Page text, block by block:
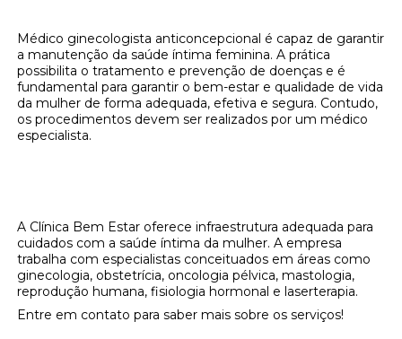
Médico ginecologista anticoncepcional é capaz de garantir
a manutenção da saúde íntima feminina. A prática
possibilita o tratamento e prevenção de doenças e é
fundamental para garantir o bem-estar e qualidade de vida
da mulher de forma adequada, efetiva e segura. Contudo,
os procedimentos devem ser realizados por um médico
especialista.
A Clínica Bem Estar oferece infraestrutura adequada para
cuidados com a saúde íntima da mulher. A empresa
trabalha com especialistas conceituados em áreas como
ginecologia, obstetrícia, oncologia pélvica, mastologia,
reprodução humana, fisiologia hormonal e laserterapia.
Entre em contato para saber mais sobre os serviços!